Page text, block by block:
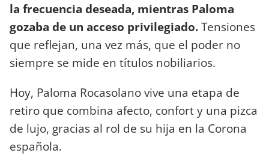
la frecuencia deseada, mientras Paloma
gozaba de un acceso privilegiado.Tensiones
que reflejan, una vez más, que el poder no
siempre se mide en títulos nobiliarios.
Hoy, Paloma Rocasolano vive una etapa de
retiro que combina afecto, confort y una pizca
de lujo, gracias al rol de su hija en la Corona
española.